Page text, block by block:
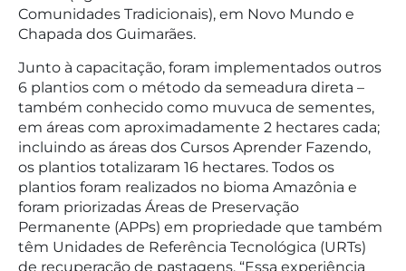
Comunidades Tradicionais), em Novo Mundo e
Chapada dos Guimarães.
Junto à capacitação, foram implementados outros
6 plantios com o método da semeadura direta –
também conhecido como muvuca de sementes,
em áreas com aproximadamente 2 hectares cada;
incluindo as áreas dos Cursos Aprender Fazendo,
os plantios totalizaram 16 hectares. Todos os
plantios foram realizados no bioma Amazônia e
foram priorizadas Áreas de Preservação
Permanente (APPs) em propriedade que também
têm Unidades de Referência Tecnológica (URTs)
de recuperação de pastagens. “Essa experiência